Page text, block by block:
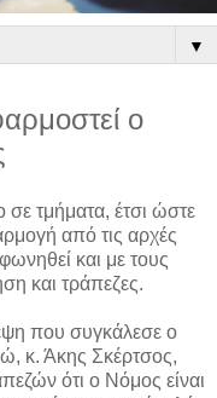
▼
ο
τμήματα, έτσι ώστε
από τις αρχές
και με τους
και τράπεζες.
που συγκάλεσε ο
κ. Άκης Σκέρτσος,
ότι ο Νόμος είναι